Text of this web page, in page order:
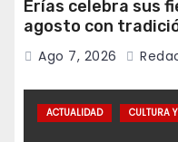
Erías celebra sus
agosto con
vecinal
Ago 7, 2026
ACTUALIDAD CULTURA